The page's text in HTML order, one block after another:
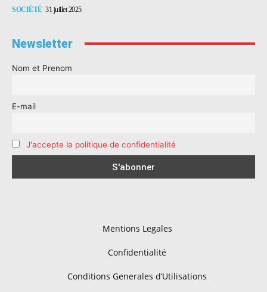
SOCIÉTÉ 31 juillet 2025
Newsletter
Nom et Prenom
E-mail
J'accepte la politique de confidentialité
Mentions Legales
Confidentialité
Conditions Generales d’Utilisations